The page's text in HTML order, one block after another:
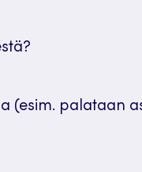
(esim. palataan